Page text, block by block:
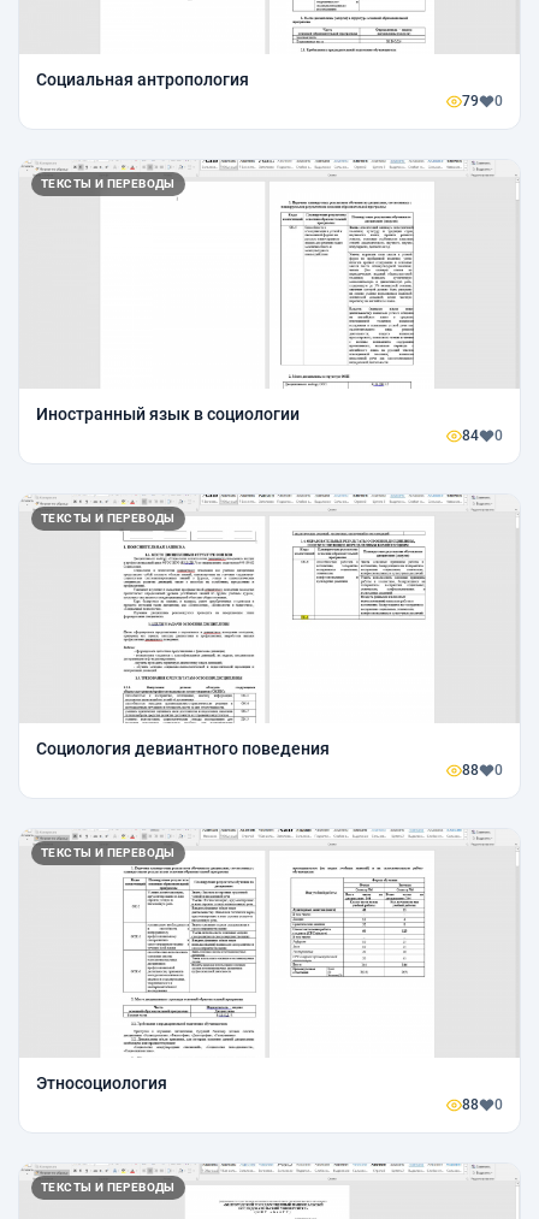
Социальная антропология
79 0
ТЕКСТЫ И ПЕРЕВОДЫ
Иностранный язык в социологии
84 0
ТЕКСТЫ И ПЕРЕВОДЫ
Социология девиантного поведения
88 0
ТЕКСТЫ И ПЕРЕВОДЫ
Этносоциология
88 0
ТЕКСТЫ И ПЕРЕВОДЫ